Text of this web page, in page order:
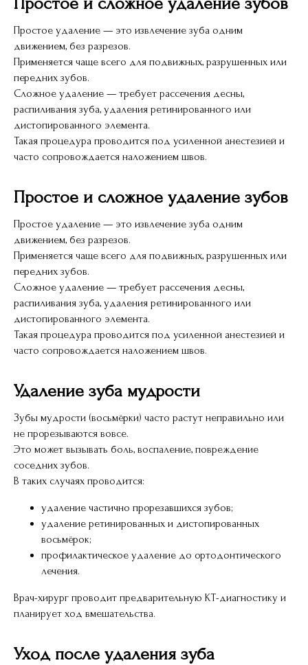
Простое удаление — это извлечение зуба одним
движением, без разрезов.
Применяется чаще всего для подвижных, разрушенных или
передних зубов.
Сложное удаление — требует рассечения десны,
распиливания зуба, удаления ретинированного или
дистопированного элемента.
Такая процедура проводится под усиленной анестезией и
часто сопровождается наложением швов.
Простое и сложное удаление зубов
Простое удаление — это извлечение зуба одним
движением, без разрезов.
Применяется чаще всего для подвижных, разрушенных или
передних зубов.
Сложное удаление — требует рассечения десны,
распиливания зуба, удаления ретинированного или
дистопированного элемента.
Такая процедура проводится под усиленной анестезией и
часто сопровождается наложением швов.
Удаление зуба мудрости
Зубы мудрости (восьмёрки) часто растут неправильно или
не прорезываются вовсе.
Это может вызывать боль, воспаление, повреждение
соседних зубов.
В таких случаях проводится:
удаление частично прорезавшихся зубов;
удаление ретинированных и дистопированных
восьмёрок;
профилактическое удаление до ортодонтического
лечения.
Врач-хирург проводит предварительную КТ-диагностику и
планирует ход вмешательства.
Уход после удаления зуба